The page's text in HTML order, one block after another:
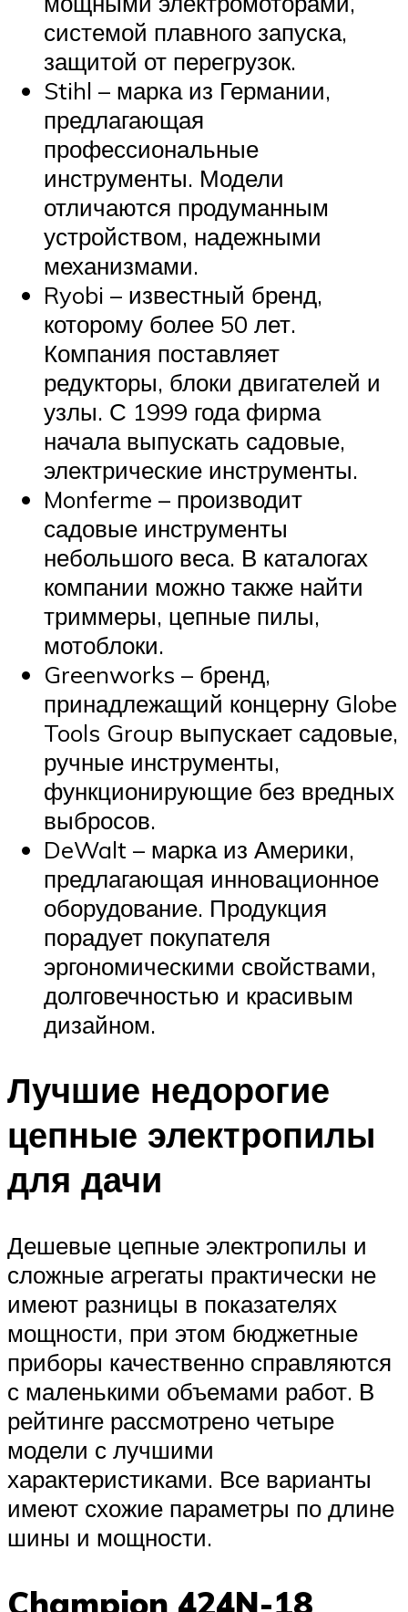
системой плавного запуска,
защитой от перегрузок.
Stihl – марка из Германии,
предлагающая
профессиональные
инструменты. Модели
отличаются продуманным
устройством, надежными
механизмами.
Ryobi – известный бренд,
которому более 50 лет.
Компания поставляет
редукторы, блоки двигателей и
узлы. С 1999 года фирма
начала выпускать садовые,
электрические инструменты.
Monferme – производит
садовые инструменты
небольшого веса. В каталогах
компании можно также найти
триммеры, цепные пилы,
мотоблоки.
Greenworks – бренд,
принадлежащий концерну Globe
Tools Group выпускает садовые,
ручные инструменты,
функционирующие без вредных
выбросов.
DeWalt – марка из Америки,
предлагающая инновационное
оборудование. Продукция
порадует покупателя
эргономическими свойствами,
долговечностью и красивым
дизайном.
Лучшие недорогие
цепные электропилы
для дачи
Дешевые цепные электропилы и
сложные агрегаты практически не
имеют разницы в показателях
мощности, при этом бюджетные
приборы качественно справляются
с маленькими объемами работ. В
рейтинге рассмотрено четыре
модели с лучшими
характеристиками. Все варианты
имеют схожие параметры по длине
шины и мощности.